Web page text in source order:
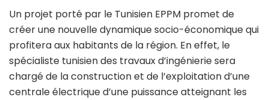
Un projet porté par le Tunisien EPPM promet de
créer une nouvelle dynamique socio-économique qui
profitera aux habitants de la région. En effet, le
spécialiste tunisien des travaux d’ingénierie sera
chargé de la construction et de l’exploitation d’une
centrale électrique d’une puissance atteignant les